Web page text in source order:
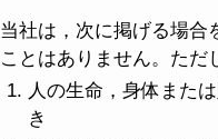
当社は，次に掲げる場合
ことはありません。ただ
人の生命，身体また
き